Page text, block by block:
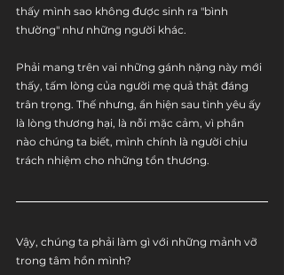
thấy mình sao không được sinh ra "bình
thường" như những người khác.
Phải mang trên vai những gánh nặng này mới
thấy, tấm lòng của người mẹ quả thật đáng
trân trọng. Thế nhưng, ẩn hiện sau tình yêu ấy
là lòng thương hại, là nỗi mặc cảm, vì phần
nào chúng ta biết, mình chính là người chịu
trách nhiệm cho những tổn thương.
Vậy, chúng ta phải làm gì với những mảnh vỡ
trong tâm hồn mình?